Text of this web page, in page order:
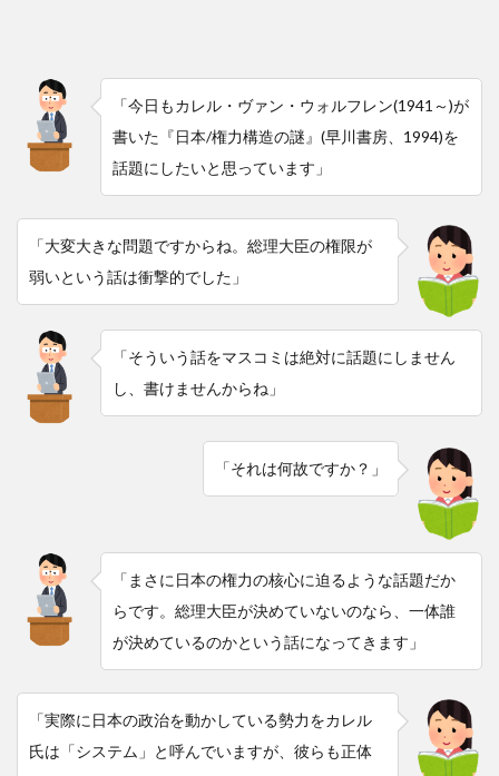
「今日もカレル・ヴァン・ウォルフレン(1941～)が
書いた『日本/権力構造の謎』(早川書房、1994)を
話題にしたいと思っています」
「大変大きな問題ですからね。総理大臣の権限が
弱いという話は衝撃的でした」
「そういう話をマスコミは絶対に話題にしません
し、書けませんからね」
「それは何故ですか？」
「まさに日本の権力の核心に迫るような話題だか
らです。総理大臣が決めていないのなら、一体誰
が決めているのかという話になってきます」
「実際に日本の政治を動かしている勢力をカレル
氏は「システム」と呼んでいますが、彼らも正体